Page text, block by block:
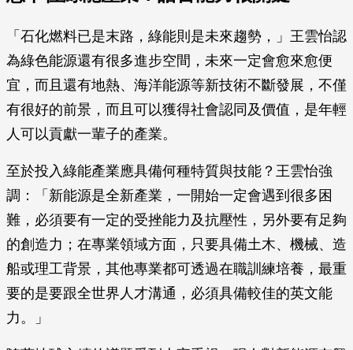
「石化燃料已是末路，綠能則是未來趨勢，」王雲怡認
為綠色能源還有很多進步空間，未來一定會愈來愈便
宜，而且還有地熱、海洋能源等新技術不斷發展，不僅
有很好的前景，而且可以獲得社會認同及價值，是年輕
人可以貢獻一輩子的產業。
至於投入綠能產業應具備何種特質與技能？王雲怡強
調：「新能源是全新產業，一開始一定會遇到很多困
難，必須要有一定的受挫能力及抗壓性，另外要有足夠
的創造力；在專業領域方面，只要具備土木、機械、造
船或理工背景，其他專業都可透過在職訓練培養，最重
要的是要跟全世界人才溝通，必須具備較佳的英文能
力。」